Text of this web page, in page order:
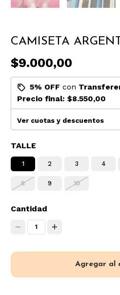
CAMISETA
$9.000,00
5% OFF con
Precio final:$8.550,00
Ver cuotas y descuentos
TALLE
1 2 3 4
8 9 10
Cantidad
1
Agregar al